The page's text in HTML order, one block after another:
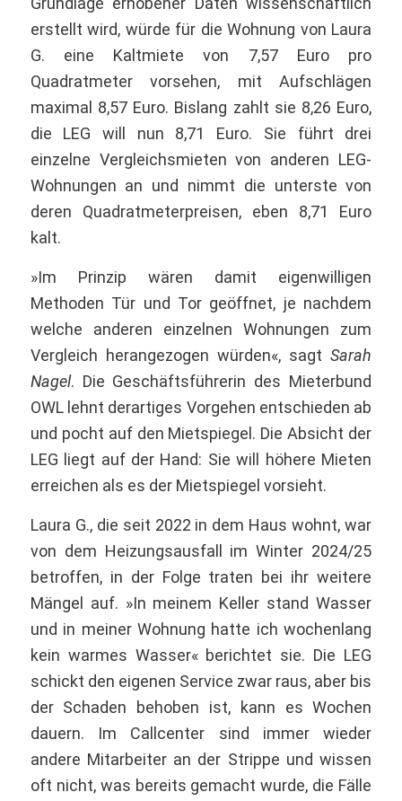
erstellt wird, würde für die Wohnung von Laura
G. eine Kaltmiete von 7,57 Euro pro
Quadratmeter vorsehen, mit Aufschlägen
maximal 8,57 Euro. Bislang zahlt sie 8,26 Euro,
die LEG will nun 8,71 Euro. Sie führt drei
einzelne Vergleichsmieten von anderen LEG-
Wohnungen an und nimmt die unterste von
deren Quadratmeterpreisen, eben 8,71 Euro
kalt.
»Im Prinzip wären damit eigenwilligen
Methoden Tür und Tor geöffnet, je nachdem
welche anderen einzelnen Wohnungen zum
Vergleich herangezogen würden«, sagtSarah
Nagel. Die Geschäftsführerin des Mieterbund
OWL lehnt derartiges Vorgehen entschieden ab
und pocht auf den Mietspiegel. Die Absicht der
LEG liegt auf der Hand: Sie will höhere Mieten
erreichen als es der Mietspiegel vorsieht.
Laura G., die seit 2022 in dem Haus wohnt, war
von dem Heizungsausfall im Winter 2024/25
betroffen, in der Folge traten bei ihr weitere
Mängel auf. »In meinem Keller stand Wasser
und in meiner Wohnung hatte ich wochenlang
kein warmes Wasser« berichtet sie. Die LEG
schickt den eigenen Service zwar raus, aber bis
der Schaden behoben ist, kann es Wochen
dauern. Im Callcenter sind immer wieder
andere Mitarbeiter an der Strippe und wissen
oft nicht, was bereits gemacht wurde, die Fälle